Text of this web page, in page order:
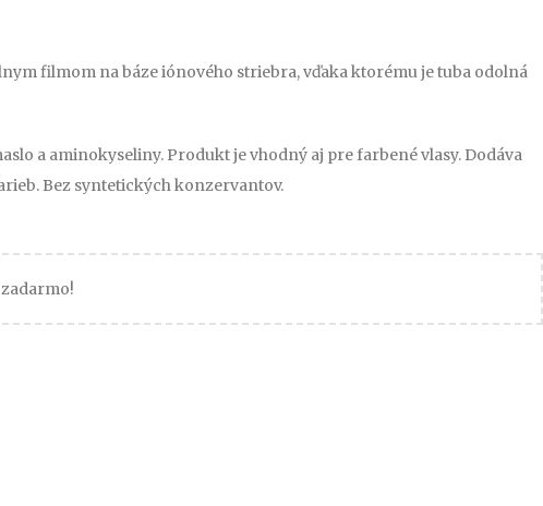
filmom na báze iónového striebra, vďaka ktorému je tuba odolná
a aminokyseliny. Produkt je vhodný aj pre farbené vlasy. Dodáva
Bez syntetických konzervantov.